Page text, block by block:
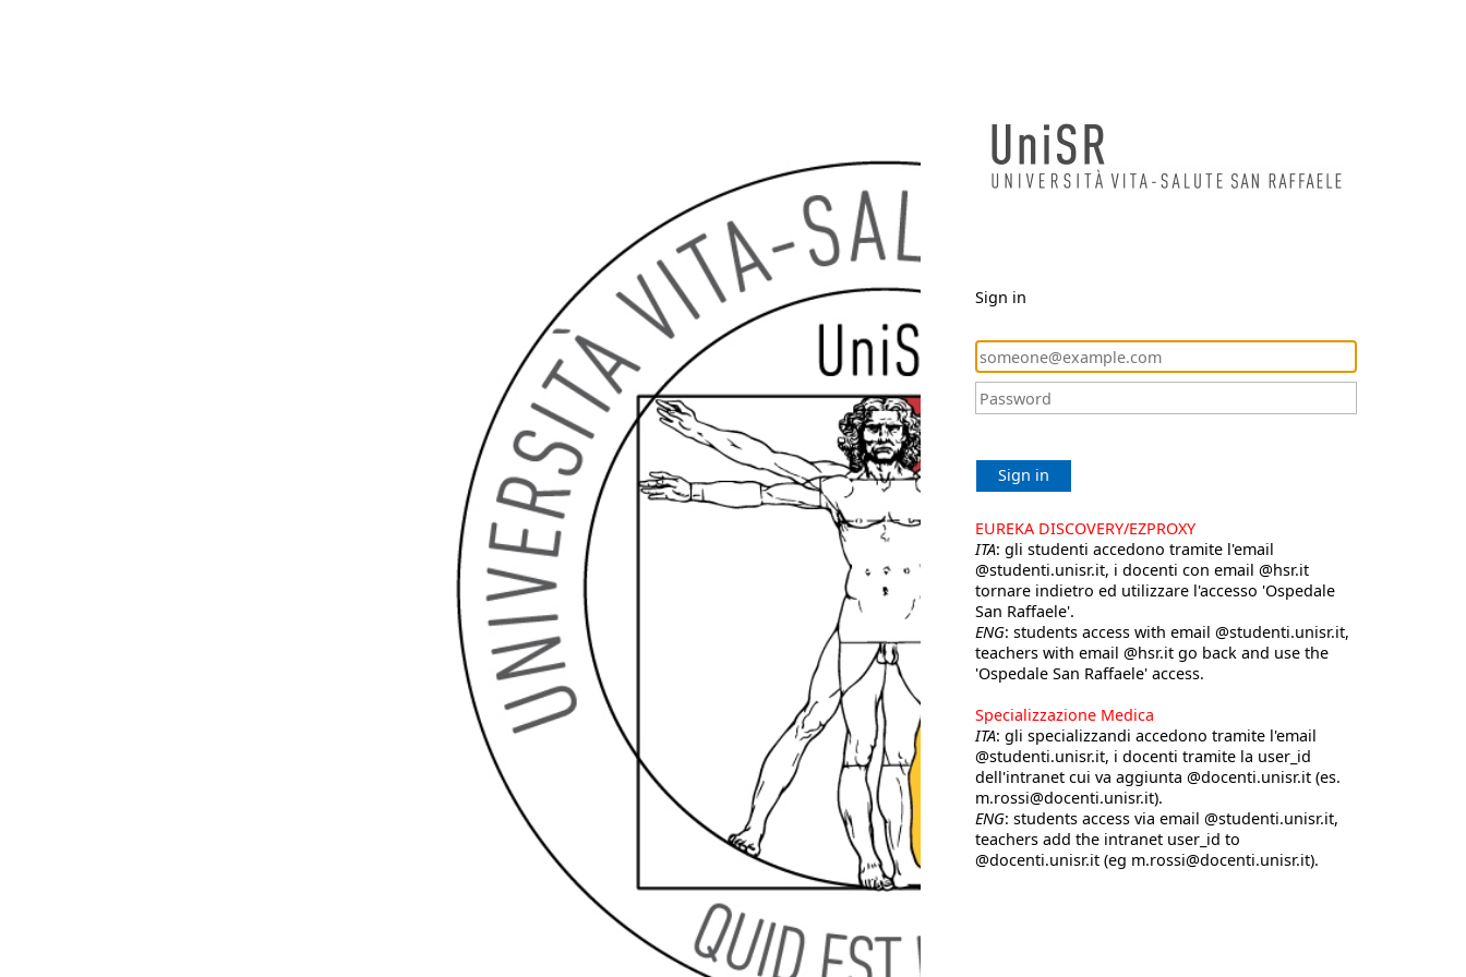
Sign in
Sign in
EUREKA DISCOVERY/EZPROXY
ITA: gli studenti accedono tramite l'email
@studenti.unisr.it, i docenti con email @hsr.it
tornare indietro ed utilizzare l'accesso 'Ospedale
San Raffaele'.
ENG: students access with email @studenti.unisr.it,
teachers with email @hsr.it go back and use the
'Ospedale San Raffaele' access.
Specializzazione Medica
ITA: gli specializzandi accedono tramite l'email
@studenti.unisr.it, i docenti tramite la user_id
dell'intranet cui va aggiunta @docenti.unisr.it (es.
m.rossi@docenti.unisr.it).
ENG: students access via email @studenti.unisr.it,
teachers add the intranet user_id to
@docenti.unisr.it (eg m.rossi@docenti.unisr.it).